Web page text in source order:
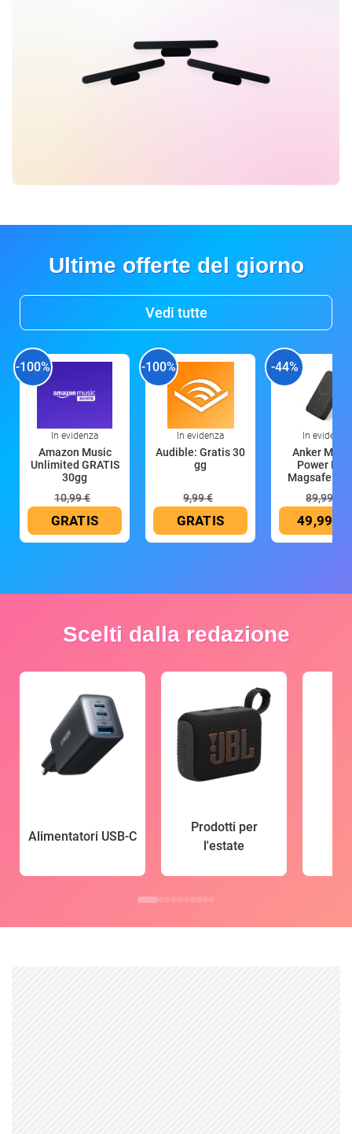
Ultime offerte del giorno
Vedi tutte
-100%
In evidenza
Amazon Music
Unlimited GRATIS
30gg
10,99 €
GRATIS
-100%
In evidenza
Audible: Gratis 30
gg
9,99 €
GRATIS
-44%
In evidenza
Anker
Power
Magsafe
89,99 €
49,99 €
Scelti dalla redazione
Alimentatori USB-C
Prodotti per
l'estate